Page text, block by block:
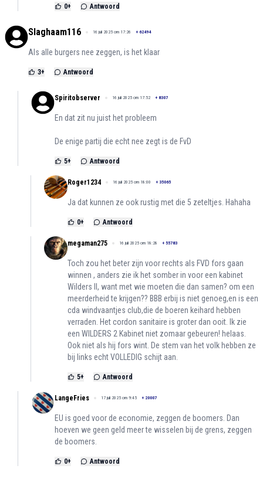
0+ Antwoord
Slaghaam116 16 juli 2025 om 17:26 + 62494
Als alle burgers nee zeggen, is het klaar
3+ Antwoord
Spiritobserver 16 juli 2025 om 17:52 + 8307
En dat zit nu juist het probleem
De enige partij die echt nee zegt is de FvD
5+ Antwoord
Roger1234 16 juli 2025 om 18:00 + 35065
Ja dat kunnen ze ook rustig met die 5 zeteltjes. Hahaha
0+ Antwoord
megaman275 16 juli 2025 om 18:28 + 55783
Toch zou het beter zijn voor rechts als FVD fors gaan
winnen , anders zie ik het somber in voor een kabinet
Wilders II, want met wie moeten die dan samen? om een
meerderheid te krijgen?? BBB erbij is niet genoeg,en is een
cda windvaantjes club,die de boeren keihard hebben
verraden. Het cordon sanitaire is groter dan ooit. Ik zie
een WILDERS 2 Kabinet niet zomaar gebeuren! helaas.
Ook niet als hij fors wint. De stem van het volk hebben ze
bij links echt VOLLEDIG schijt aan.
5+ Antwoord
LangeFries 17 juli 2025 om 9:45 + 20007
EU is goed voor de economie, zeggen de boomers. Dan
hoeven we geen geld meer te wisselen bij de grens, zeggen
de boomers.
0+ Antwoord